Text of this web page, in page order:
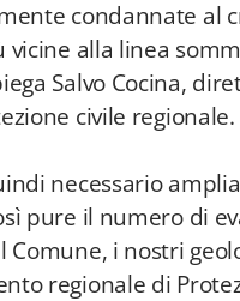
condannate al
vicine alla linea
Salvo Cocina,
civile regionale.
necessario
pure il numero di
Comune, i nostri
regionale di